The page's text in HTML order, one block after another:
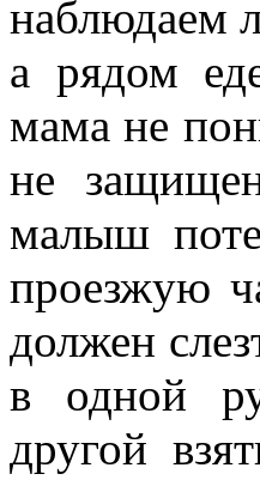
наблюдаем
а рядом
мама не
не
малыш
проезжую
должен
в одной
другой